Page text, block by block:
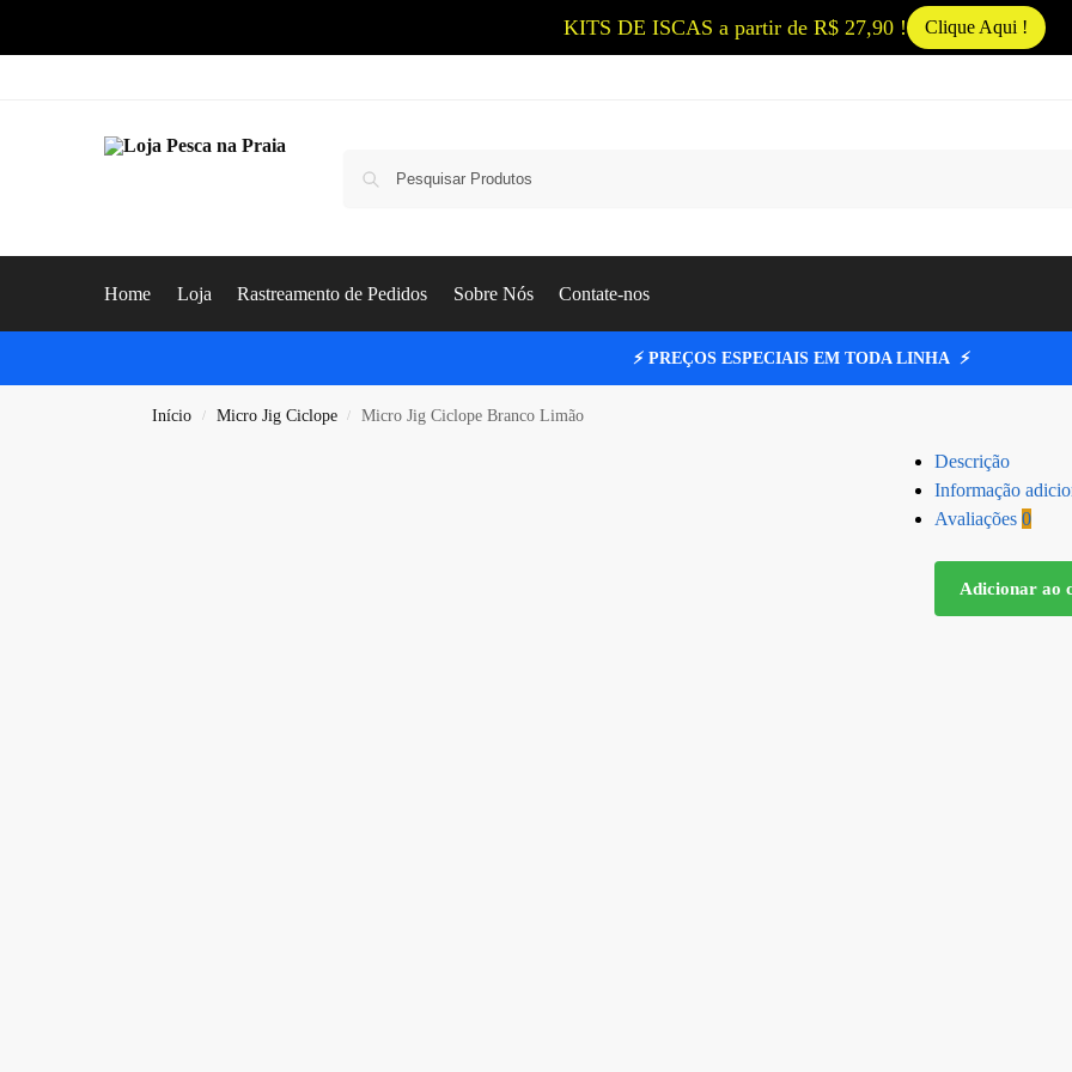
KITS DE ISCAS a partir de R$ 27,90 ! Clique Aqui !
Home Loja Rastreamento de Pedidos Sobre Nós Contate-nos
⚡ PREÇOS ESPECIAIS EM TODA LINHA ⚡
Início / Micro Jig Ciclope / Micro Jig Ciclope Branco Limão
Descrição
Informação
Avaliações 0
Adicionar ao